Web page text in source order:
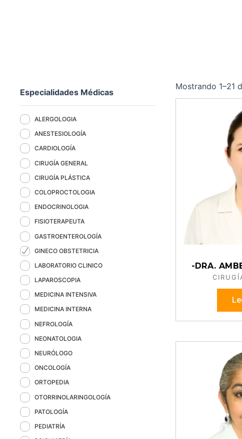
Especialidades Médicas
ALERGOLOGIA
ANESTESIOLOGÍA
CARDIOLOGÍA
CIRUGÍA GENERAL
CIRUGÍA PLÁSTICA
COLOPROCTOLOGIA
ENDOCRINOLOGIA
FISIOTERAPEUTA
GASTROENTEROLOGÍA
GINECO OBSTETRICIA
LABORATORIO CLINICO
LAPAROSCOPIA
MEDICINA INTENSIVA
MEDICINA INTERNA
NEFROLOGÍA
NEONATOLOGIA
NEURÓLOGO
ONCOLOGÍA
ORTOPEDIA
OTORRINOLARINGOLOGÍA
PATOLOGÍA
PEDIATRÍA
Mostrando 1–21
-DRA.